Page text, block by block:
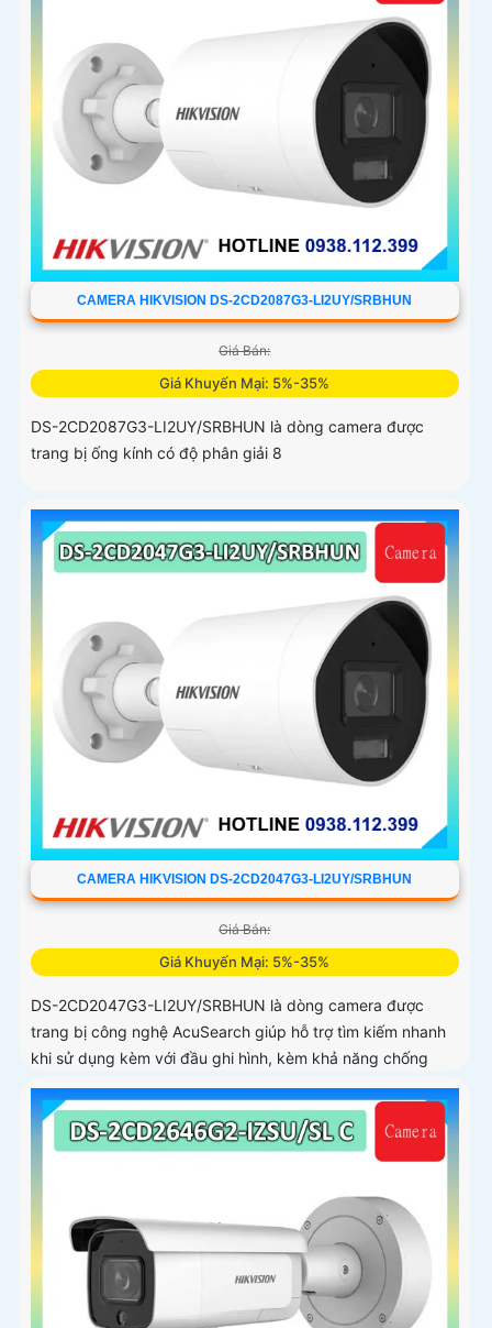
CAMERA HIKVISION DS-2CD2087G3-LI2UY/SRBHUN
Giá Bán:
Giá Khuyến Mại: 5%-35%
DS-2CD2087G3-LI2UY/SRBHUN là dòng camera được
trang bị ống kính có độ phân giải 8
CAMERA HIKVISION DS-2CD2047G3-LI2UY/SRBHUN
Giá Bán:
Giá Khuyến Mại: 5%-35%
DS-2CD2047G3-LI2UY/SRBHUN là dòng camera được
trang bị công nghệ AcuSearch giúp hỗ trợ tìm kiếm nhanh
khi sử dụng kèm với đầu ghi hình, kèm khả năng chống
ngược sáng WDR 130dB, trang bị micro kép và loa hỗ trợ
đàm thoại 2 chiều, ống kính 4